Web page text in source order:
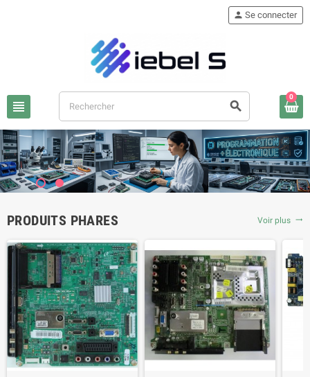
view_headline search
person Se connecter
0
PRODUITS PHARES Voir plus trending_flat